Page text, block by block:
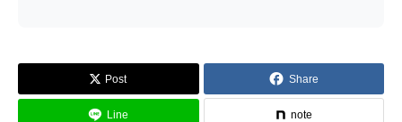
Post Share
Line note